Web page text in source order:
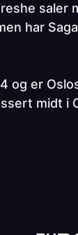
saler
har
og er
midt i